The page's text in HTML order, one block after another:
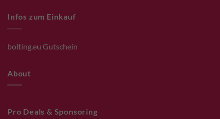
Infos zum Einkauf
bolting.eu Gutschein
About
Pro Deals & Sponsoring